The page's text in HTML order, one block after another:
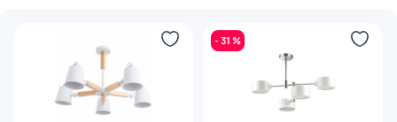
- 31 %
В наличии 567